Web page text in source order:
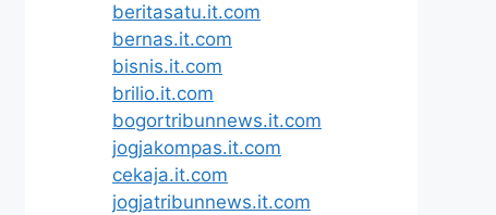
beritasatu.it.com
bernas.it.com
bisnis.it.com
brilio.it.com
bogortribunnews.it.com
jogjakompas.it.com
cekaja.it.com
jogjatribunnews.it.com